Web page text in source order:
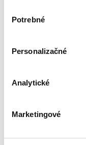
nám pomohlo, keby
súhlasu
Potrebné
Personalizačné
Analytické
Marketingové
Najvyššia zľava
Použité filtre